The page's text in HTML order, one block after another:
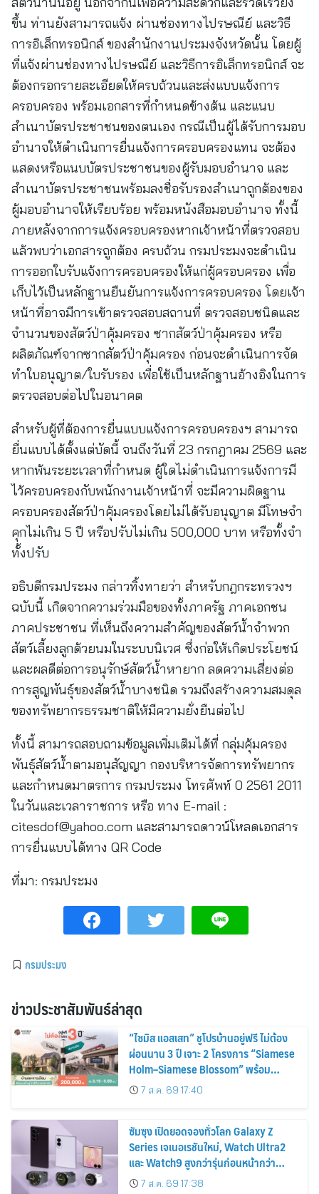
ขึ้น ท่านยังสามารถแจ้ง ผ่านช่องทางไปรษณีย์ และวิธี
การอิเล็กทรอนิกส์ ของสำนักงานประมงจังหวัดนั้น โดยผู้
ที่แจ้งผ่านช่องทางไปรษณีย์ และวิธีการอิเล็กทรอนิกส์ จะ
ต้องกรอกรายละเอียดให้ครบถ้วนและส่งแบบแจ้งการ
ครอบครอง พร้อมเอกสารที่กำหนดข้างต้น และแนบ
สำเนาบัตรประชาชนของตนเอง กรณีเป็นผู้ได้รับการมอบ
อำนาจให้ดำเนินการยื่นแจ้งการครอบครองแทน จะต้อง
แสดงหรือแนบบัตรประชาชนของผู้รับมอบอำนาจ และ
สำเนาบัตรประชาชนพร้อมลงชื่อรับรองสำเนาถูกต้องของ
ผู้มอบอำนาจให้เรียบร้อย พร้อมหนังสือมอบอำนาจ ทั้งนี้
ภายหลังจากการแจ้งครอบครองหากเจ้าหน้าที่ตรวจสอบ
แล้วพบว่าเอกสารถูกต้อง ครบถ้วน กรมประมงจะดำเนิน
การออกใบรับแจ้งการครอบครองให้แก่ผู้ครอบครอง เพื่อ
เก็บไว้เป็นหลักฐานยืนยันการแจ้งการครอบครอง โดยเจ้า
หน้าที่อาจมีการเข้าตรวจสอบสถานที่ ตรวจสอบชนิดและ
จำนวนของสัตว์ป่าคุ้มครอง ซากสัตว์ป่าคุ้มครอง หรือ
ผลิตภัณฑ์จากซากสัตว์ป่าคุ้มครอง ก่อนจะดำเนินการจัด
ทำใบอนุญาต/ใบรับรอง เพื่อใช้เป็นหลักฐานอ้างอิงในการ
ตรวจสอบต่อไปในอนาคต
สำหรับผู้ที่ต้องการยื่นแบบแจ้งการครอบครองฯ สามารถ
ยื่นแบบได้ตั้งแต่บัดนี้ จนถึงวันที่ 23 กรกฎาคม 2569 และ
หากพ้นระยะเวลาที่กำหนด ผู้ใดไม่ดำเนินการแจ้งการมี
ไว้ครอบครองกับพนักงานเจ้าหน้าที่ จะมีความผิดฐาน
ครอบครองสัตว์ป่าคุ้มครองโดยไม่ได้รับอนุญาต มีโทษจำ
คุกไม่เกิน 5 ปี หรือปรับไม่เกิน 500,000 บาท หรือทั้งจำ
ทั้งปรับ
อธิบดีกรมประมง กล่าวทิ้งทายว่า สำหรับกฎกระทรวงฯ
ฉบับนี้ เกิดจากความร่วมมือของทั้งภาครัฐ ภาคเอกชน
ภาคประชาชน ที่เห็นถึงความสำคัญของสัตว์น้ำจำพวก
สัตว์เลี้ยงลูกด้วยนมในระบบนิเวศ ซึ่งก่อให้เกิดประโยชน์
และผลดีต่อการอนุรักษ์สัตว์น้ำหายาก ลดความเสี่ยงต่อ
การสูญพันธุ์ของสัตว์น้ำบางชนิด รวมถึงสร้างความสมดุล
ของทรัพยากรธรรมชาติให้มีความยั่งยืนต่อไป
ทั้งนี้ สามารถสอบถามข้อมูลเพิ่มเติมได้ที่ กลุ่มคุ้มครอง
พันธุ์สัตว์น้ำตามอนุสัญญา กองบริหารจัดการทรัพยากร
และกำหนดมาตรการ กรมประมง โทรศัพท์ 0 2561 2011
ในวันและเวลาราชการ หรือ ทาง E-mail :
citesdof@yahoo.com และสามารถดาวน์โหลดเอกสาร
การยื่นแบบได้ทาง QR Code
ที่มา: กรมประมง
กรมประมง
ข่าวประชาสัมพันธ์ล่าสุด
“ไซมิส แอสเสท” ชูโปรบ้านอยู่ฟรี ไม่ต้อง
ผ่อนนาน 3 ปี เจาะ 2 โครงการ “Siamese
Holm–Siamese Blossom” พร้อม
ส่วนลดและสิทธิพิเศษถึง 31 สิงหาคม
2569
7 ส.ค. 69 17:40
ซัมซุง เปิดยอดจองทั่วโลก Galaxy Z
Series เจเนอเรชันใหม่, Watch Ultra2
และ Watch9 สูงกว่ารุ่นก่อนหน้ากว่า
30%7 ส.ค. 69 17:38